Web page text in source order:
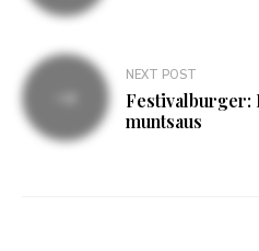
NEXT POST
Festivalburger:
muntsaus